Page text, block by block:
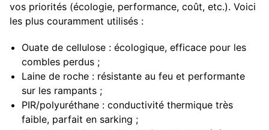
vos priorités (écologie, performance, coût, etc.). Voici
les plus couramment utilisés :
Ouate de cellulose : écologique, efficace pour les
combles perdus ;
Laine de roche : résistante au feu et performante
sur les rampants ;
PIR/polyuréthane : conductivité thermique très
faible, parfait en sarking ;